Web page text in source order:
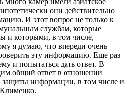
они действительно
И этот вопрос не только к
службам, которые
и которыми, в том числе,
я думаю, что впереди очень
эту информацию. Еще раз
и попытаться дать ответ. В
общий ответ в отношении
защиты информации, в том числе и